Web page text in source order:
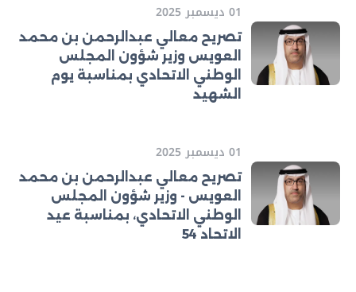
01 ديسمبر 2025
تصريح معالي عبدالرحمن بن محمد
العويس وزير شؤون المجلس
الوطني الاتحادي بمناسبة يوم
الشهيد
01 ديسمبر 2025
تصريح معالي عبدالرحمن بن محمد
العويس - وزير شؤون المجلس
الوطني الاتحادي، بمناسبة عيد
الاتحاد 54